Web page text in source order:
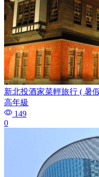
新北投酒家菜輕旅行 ( 暑
高年級
149
0